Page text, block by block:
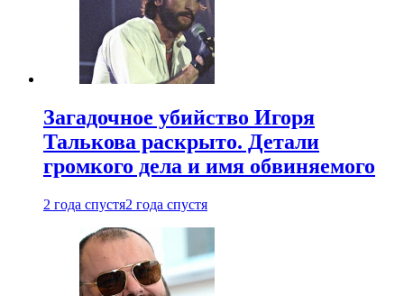
Загадочное убийство Игоря
Талькова раскрыто. Детали
громкого дела и имя обвиняемого
2 года спустя2 года спустя